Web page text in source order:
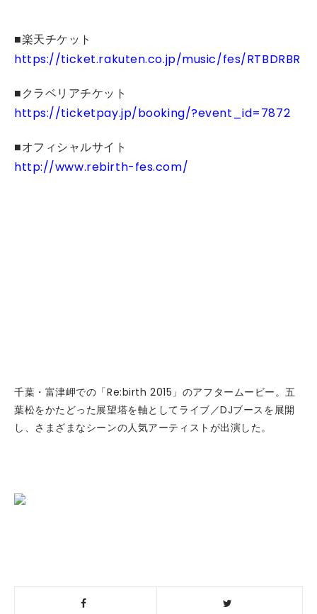
■楽天チケット
https://ticket.rakuten.co.jp/music/fes/RTBDRBR
■クラベリアチケット
https://ticketpay.jp/booking/?event_id=7872
■オフィシャルサイト
http://www.rebirth-fes.com/
千葉・富津岬での「Re:birth 2015」のアフタームービー。五
葉松をかたどった展望塔を軸としてライブ／DJブースを展開
し、さまざまなシーンの人気アーティストが出演した。